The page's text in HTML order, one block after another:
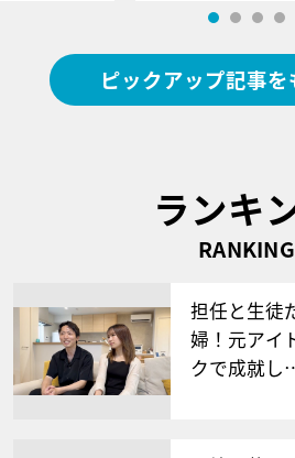
ピックアップ記事を
ランキ
RANKING
担任と生徒
婦！元アイ
クで成就し